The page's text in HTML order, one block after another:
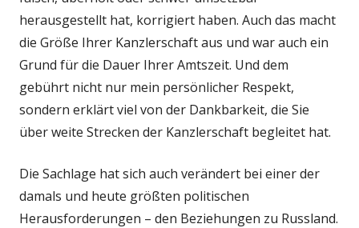
herausgestellt hat, korrigiert haben. Auch das macht
die Größe Ihrer Kanzlerschaft aus und war auch ein
Grund für die Dauer Ihrer Amtszeit. Und dem
gebührt nicht nur mein persönlicher Respekt,
sondern erklärt viel von der Dankbarkeit, die Sie
über weite Strecken der Kanzlerschaft begleitet hat.
Die Sachlage hat sich auch verändert bei einer der
damals und heute größten politischen
Herausforderungen – den Beziehungen zu Russland.